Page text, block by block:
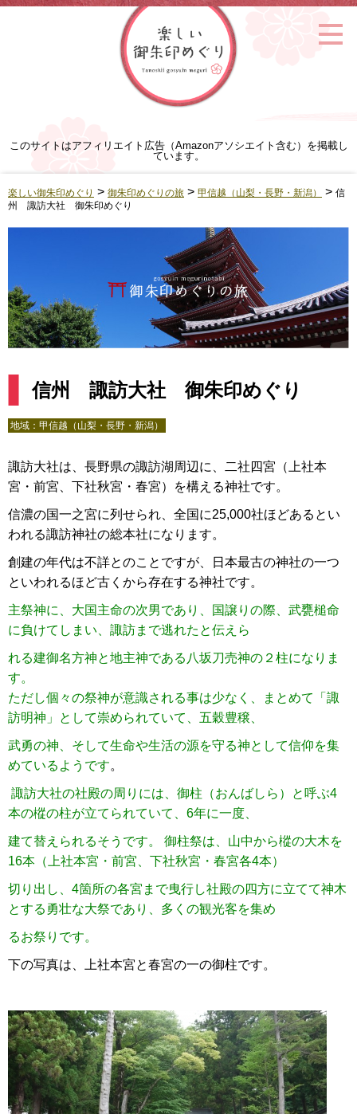
このサイトはアフィリエイト広告（Amazonアソシエイト含む）を掲載し
ています。
楽しい御朱印めぐり > 御朱印めぐりの旅 > 甲信越（山梨・長野・新潟） > 信
州 諏訪大社 御朱印めぐり
信州 諏訪大社 御朱印めぐり
地域： 甲信越（山梨・長野・新潟）
諏訪大社は、長野県の諏訪湖周辺に、二社四宮（上社本
宮・前宮、下社秋宮・春宮）を構える神社です。
信濃の国一之宮に列せられ、全国に25,000社ほどあるとい
われる諏訪神社の総本社になります。
創建の年代は不詳とのことですが、日本最古の神社の一つ
といわれるほど古くから存在する神社です。
主祭神に、大国主命の次男であり、国譲りの際、武甕槌命
に負けてしまい、諏訪まで逃れたと伝えら
れる建御名方神と地主神である八坂刀売神の２柱になりま
す。
ただし個々の祭神が意識される事は少なく、
まとめて「諏
訪明神」として崇められていて、五穀豊穣、
武勇の神、そして生命や生活の源を守る神と して信仰を集
めているようです。
諏訪大社の社殿の周りには、御柱（おんばしら）と呼ぶ4
本の樅の柱が立てられていて、6年に一度、
建て替えられるそうです。 御柱祭は、山中から樅の大木を
16本（上社本宮・前宮、下社秋宮・春宮各4本）
切り出し、4箇所の各宮まで曳行し社殿の四方に立てて神木
とする勇壮な大祭であり、多くの観光客を集め
るお祭りです。
下の写真は、上社本宮と春宮の一の御柱です。